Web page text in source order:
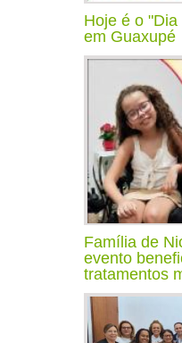
Hoje é o
em Guaxupé
Família de
evento
tratamentos